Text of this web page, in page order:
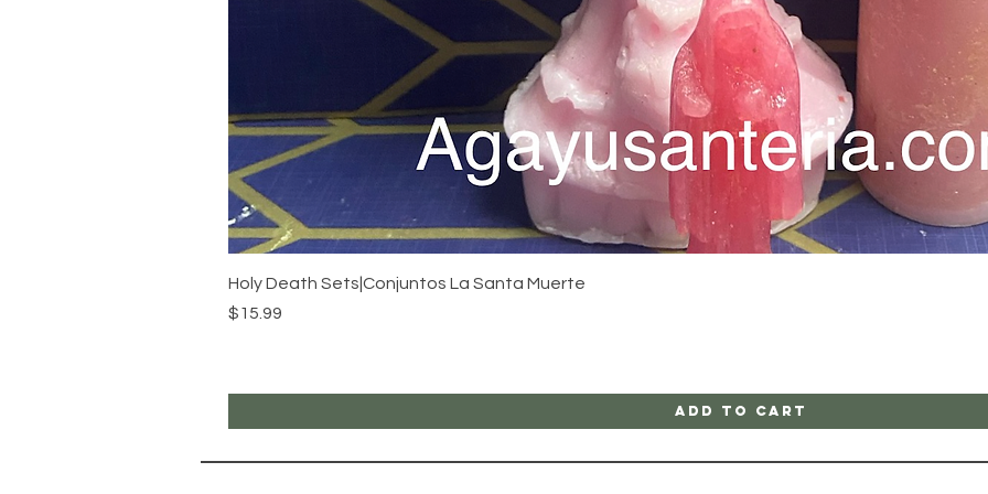
Holy Death Sets|Conjuntos La Santa Muerte
Price
$15.99
Add to Cart